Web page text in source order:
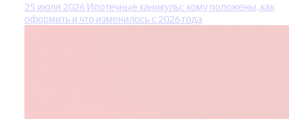
25 июля 2026 Ипотечные каникулы: кому положены, как
оформить и что изменилось с 2026 года